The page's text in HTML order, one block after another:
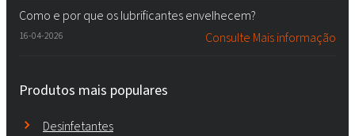
Como e por que os lubrificantes envelhecem?
16-04-2026 Consulte Mais informação
Produtos mais populares
Desinfetantes